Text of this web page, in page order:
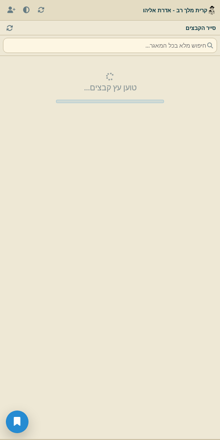
קרית מלך רב - אדרת אליהו
סייר הקבצים
טוען עץ קבצים...